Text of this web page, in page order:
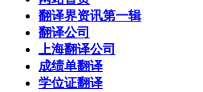
翻译界资讯第一辑
翻译公司
上海翻译公司
成绩单翻译
学位证翻译